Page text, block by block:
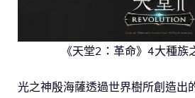
《天堂2：革命》4大種族
光之神殷海薩透過世界樹所創造出